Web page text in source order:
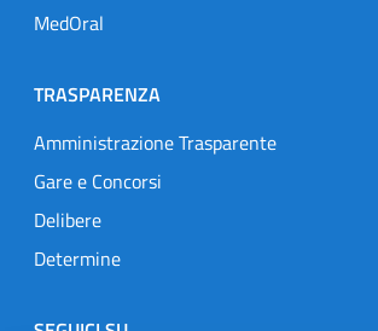
MedOral
TRASPARENZA
Amministrazione Trasparente
Gare e Concorsi
Delibere
Determine